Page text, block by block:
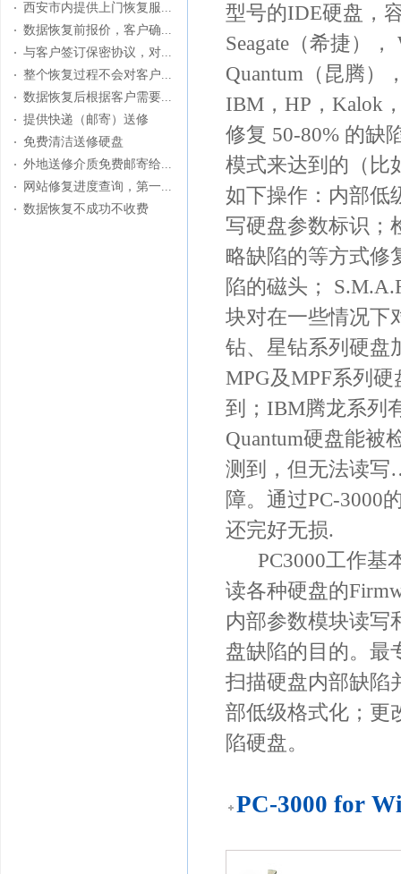
西安市内提供上门恢复服...
数据恢复前报价，客户确...
与客户签订保密协议，对...
整个恢复过程不会对客户...
数据恢复后根据客户需要...
提供快递（邮寄）送修
免费清洁送修硬盘
外地送修介质免费邮寄给...
网站修复进度查询，第一...
数据恢复不成功不收费
型号的IDE硬盘，
Seagate（希捷）
Quantum（昆腾）
IBM，HP，Kalok
修复 50-80% 的缺
模式来达到的（比
如下操作：内部低
写硬盘参数标识；
略缺陷的等方式修
陷的磁头；
块对在一些情况下
钻、星钻系列硬盘
MPG及MPF系列
到；IBM腾龙系列
Quantum硬盘能被
测到，但无法读
障。通过PC-3000
还完好无损.
PC3000工作基
读各种硬盘的
内部参数模块读写
盘缺陷的目的。最
扫描硬盘内部缺陷
部低级格式化；更
陷硬盘。
PC-3000 for